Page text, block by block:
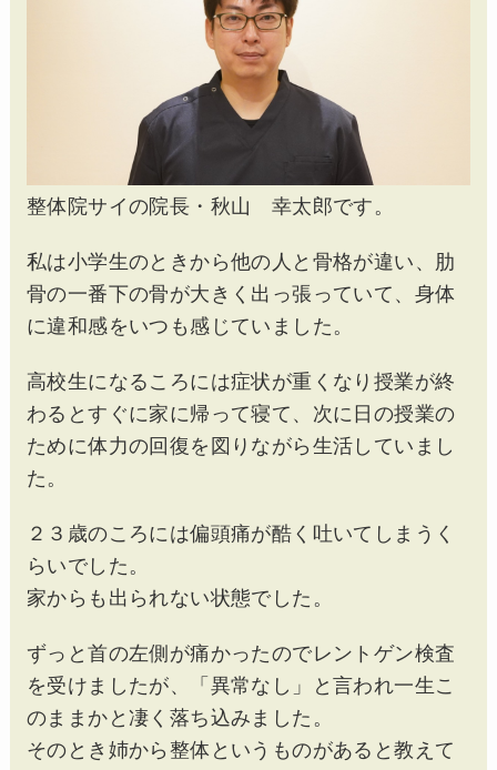
整体院サイの院長・秋山 幸太郎です。
私は小学生のときから他の人と骨格が違い、肋
骨の一番下の骨が大きく出っ張っていて、身体
に違和感をいつも感じていました。
高校生になるころには症状が重くなり授業が終
わるとすぐに家に帰って寝て、次に日の授業の
ために体力の回復を図りながら生活していまし
た。
２３歳のころには偏頭痛が酷く吐いてしまうく
らいでした。
家からも出られない状態でした。
ずっと首の左側が痛かったのでレントゲン検査
を受けましたが、「異常なし」と言われ一生こ
のままかと凄く落ち込みました。
そのとき姉から整体というものがあると教えて